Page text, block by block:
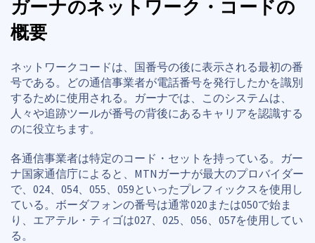
ガーナのネットワーク・コードの
概要
ネットワークコードは、国番号の後に表示される最初の番
号である。どの通信事業者が電話番号を発行したかを識別
するために使用される。ガーナでは、このシステムは、
人々や追跡ツールが番号の背後にあるキャリアを認識する
のに役立ちます。
各通信事業者は特定のコード・セットを持っている。ガー
ナ国家通信庁によると、MTNガーナが最大のプロバイダー
で、024、054、055、059といったプレフィックスを使用し
ている。ボーダフォンの番号は通常020または050で始ま
り、エアテル・ティゴは027、025、056、057を使用してい
る。